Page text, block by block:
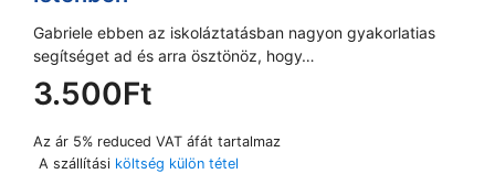
Gabriele ebben az iskoláztatásban nagyon gyakorlatias
segítséget ad és arra ösztönöz, hogy…
3.500Ft
Az ár 5% reduced VAT áfát tartalmaz
A szállítási költség külön tétel